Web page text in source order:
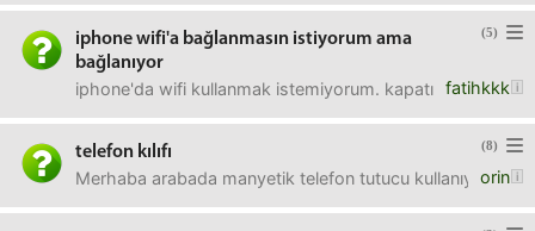
(5)
iphone wifi'a bağlanmasın istiyorum ama
bağlanıyor
fatihkkk
iphone'da wifi kullanmak istemiyorum. kapatıyorum. ama
(8)
telefon kılıfı
orin
Merhaba arabada manyetik telefon tutucu kullanıyorum.